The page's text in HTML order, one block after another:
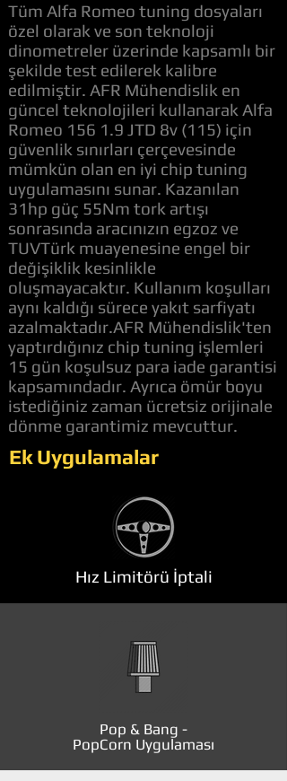
Tüm Alfa Romeo tuning dosyaları
özel olarak ve son teknoloji
dinometreler üzerinde kapsamlı bir
şekilde test edilerek kalibre
edilmiştir. AFR Mühendislik en
güncel teknolojileri kullanarak Alfa
Romeo 156 1.9 JTD 8v (115) için
güvenlik sınırları çerçevesinde
mümkün olan en iyi chip tuning
uygulamasını sunar. Kazanılan
31hp güç 55Nm tork artışı
sonrasında aracınızın egzoz ve
TUVTürk muayenesine engel bir
değişiklik kesinlikle
oluşmayacaktır. Kullanım koşulları
aynı kaldığı sürece yakıt sarfiyatı
azalmaktadır.AFR Mühendislik'ten
yaptırdığınız chip tuning işlemleri
15 gün koşulsuz para iade garantisi
kapsamındadır. Ayrıca ömür boyu
istediğiniz zaman ücretsiz orijinale
dönme garantimiz mevcuttur.
Ek Uygulamalar
Hız Limitörü İptali
Pop & Bang -
PopCorn Uygulaması